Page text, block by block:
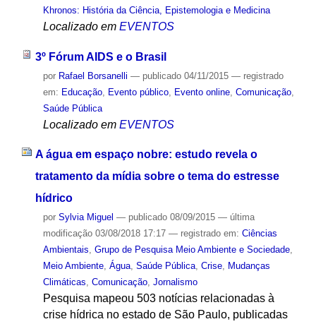
Khronos: História da Ciência, Epistemologia e Medicina
Localizado em EVENTOS
3º Fórum AIDS e o Brasil
por Rafael Borsanelli — publicado04/11/2015 — registrado
em: Educação, Evento público, Evento online, Comunicação,
Saúde Pública
Localizado em EVENTOS
A água em espaço nobre: estudo revela o
tratamento da mídia sobre o tema do estresse
hídrico
por Sylvia Miguel — publicado08/09/2015 — última
modificação03/08/2018 17:17 — registrado em: Ciências
Ambientais, Grupo de Pesquisa Meio Ambiente e Sociedade,
Meio Ambiente, Água, Saúde Pública, Crise, Mudanças
Climáticas, Comunicação, Jornalismo
Pesquisa mapeou 503 notícias relacionadas à
crise hídrica no estado de São Paulo, publicadas